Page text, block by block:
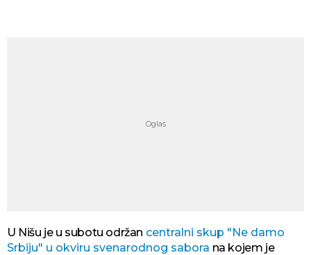
U Nišu je u subotu održan centralni skup "Ne damo
Srbiju" u okviru svenarodnog sabora na kojem je